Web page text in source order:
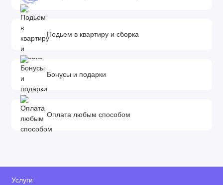
Подьем в квартиру и сборка
Бонусы и подарки
Оплата любым способом
Услуги